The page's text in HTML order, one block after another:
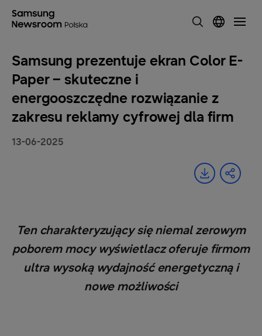
Samsung prezentuje ekran Color E-
Paper – skuteczne i
energooszczędne rozwiązanie z
zakresu reklamy cyfrowej dla firm
13-06-2025
Ten charakteryzujący się niemal zerowym
poborem mocy wyświetlacz oferuje firmom
ultra wysoką wydajność energetyczną i
nowe możliwości